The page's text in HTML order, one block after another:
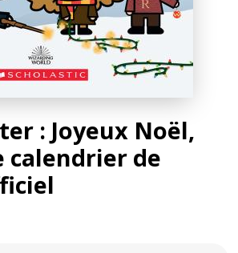
: Joyeux Noël,
calendrier de